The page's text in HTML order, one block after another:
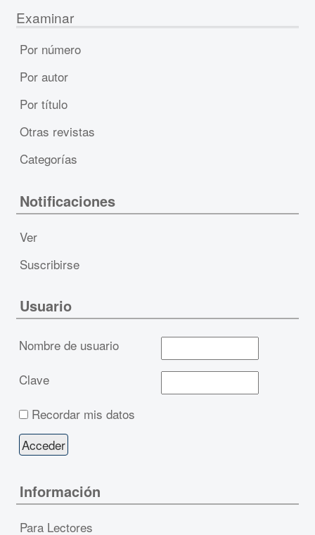
Examinar
Por número
Por autor
Por título
Otras revistas
Categorías
Notificaciones
Ver
Suscribirse
Usuario
Nombre de usuario
Clave
Recordar mis datos
Información
Para Lectores